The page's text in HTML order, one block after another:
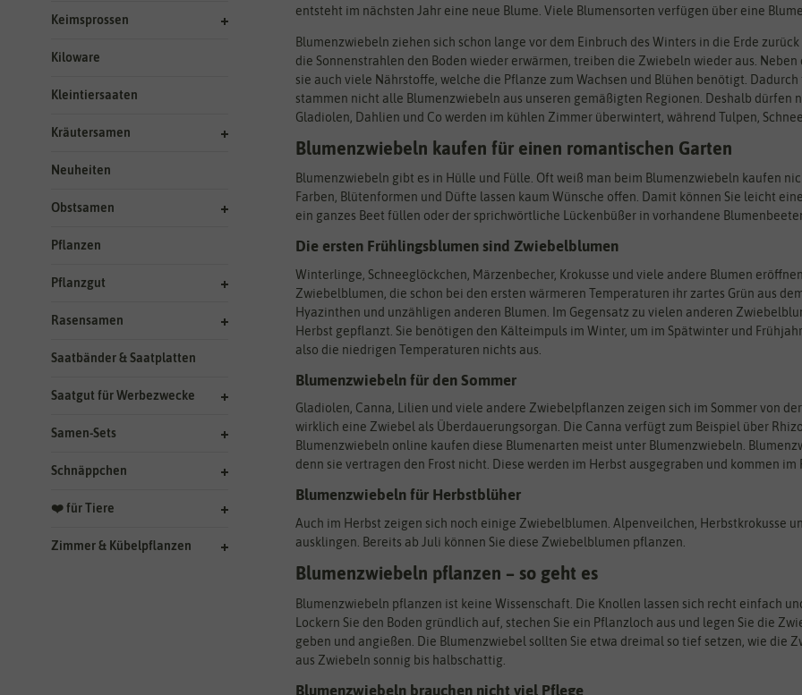
Keimsprossen
Kiloware
Kleintiersaaten
Kräutersamen
Neuheiten
Obstsamen
Pflanzen
Pflanzgut
Rasensamen
Saatbänder & Saatplatten
Saatgut für Werbezwecke
Samen-Sets
Schnäppchen
❤️ für Tiere
Zimmer & Kübelpflanzen
entsteht im nächsten Jahr eine neue Blume. Viele Blumensorten verfügen über eine
Blumenzwiebeln ziehen sich schon lange vor dem Einbruch des Winters in die Erde
die Sonnenstrahlen den Boden wieder erwärmen, treiben die Zwiebeln wieder aus.
sie auch viele Nährstoffe, welche die Pflanze zum Wachsen und Blühen benötigt.
stammen nicht alle Blumenzwiebeln aus unseren gemäßigten Regionen. Deshalb dürfen
Gladiolen, Dahlien und Co werden im kühlen Zimmer überwintert, während Tulpen,
Blumenzwiebeln kaufen für einen romantischen Garten
Blumenzwiebeln gibt es in Hülle und Fülle. Oft weiß man beim Blumenzwiebeln kaufen
Farben, Blütenformen und Düfte lassen kaum Wünsche offen. Damit können Sie leicht
ein ganzes Beet füllen oder der sprichwörtliche Lückenbüßer in vorhandene
Die ersten Frühlingsblumen sind Zwiebelblumen
Winterlinge, Schneeglöckchen, Märzenbecher, Krokusse und viele andere Blumen
Zwiebelblumen, die schon bei den ersten wärmeren Temperaturen ihr zartes Grün aus
Hyazinthen und unzähligen anderen Blumen. Im Gegensatz zu vielen anderen
Herbst gepflanzt. Sie benötigen den Kälteimpuls im Winter, um im Spätwinter und
also die niedrigen Temperaturen nichts aus.
Blumenzwiebeln für den Sommer
Gladiolen, Canna, Lilien und viele andere Zwiebelpflanzen zeigen sich im Sommer von
wirklich eine Zwiebel als Überdauerungsorgan. Die Canna verfügt zum Beispiel über
Blumenzwiebeln online kaufen diese Blumenarten meist unter Blumenzwiebeln.
denn sie vertragen den Frost nicht. Diese werden im Herbst ausgegraben und kommen im
Blumenzwiebeln für Herbstblüher
Auch im Herbst zeigen sich noch einige Zwiebelblumen. Alpenveilchen, Herbstkrokusse
ausklingen. Bereits ab Juli können Sie diese Zwiebelblumen pflanzen.
Blumenzwiebeln pflanzen – so geht es
Blumenzwiebeln pflanzen ist keine Wissenschaft. Die Knollen lassen sich recht einfach
Lockern Sie den Boden gründlich auf, stechen Sie ein Pflanzloch aus und legen Sie die
geben und angießen. Die Blumenzwiebel sollten Sie etwa dreimal so tief setzen, wie die
aus Zwiebeln sonnig bis halbschattig.
Blumenzwiebeln brauchen nicht viel Pflege